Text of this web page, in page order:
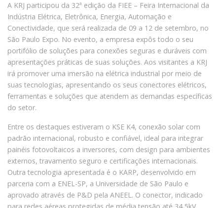
A KRJ participou da 32ª edição da FIEE – Feira Internacional da
Indústria Elétrica, Eletrônica, Energia, Automação e
Conectividade, que será realizada de 09 a 12 de setembro, no
São Paulo Expo. No evento, a empresa expôs todo o seu
portifólio de soluções para conexões seguras e duráveis com
apresentações práticas de suas soluções. Aos visitantes a KRJ
irá promover uma imersão na elétrica industrial por meio de
suas tecnologias, apresentando os seus conectores elétricos,
ferramentas e soluções que atendem as demandas específicas
do setor.
Entre os destaques estiveram o KSE K4, conexão solar com
padrão internacional, robusto e confiável, ideal para integrar
painéis fotovoltaicos a inversores, com design para ambientes
externos, travamento seguro e certificações internacionais.
Outra tecnologia apresentada é o KARP, desenvolvido em
parceria com a ENEL-SP, a Universidade de São Paulo e
aprovado através de P&D pela ANEEL. O conector, indicado